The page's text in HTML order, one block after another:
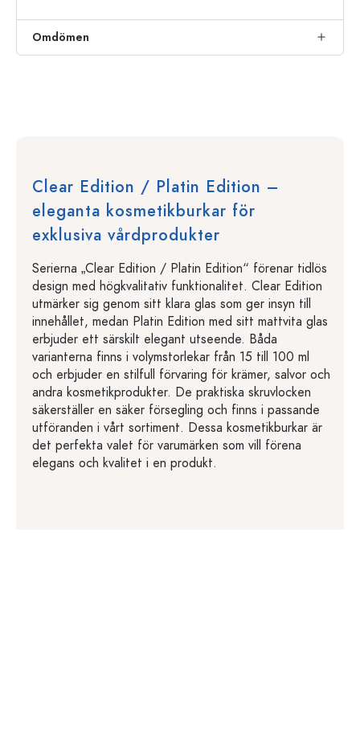
Omdömen
Clear Edition / Platin Edition –
eleganta kosmetikburkar för
exklusiva vårdprodukter
Serierna „Clear Edition / Platin Edition“ förenar tidlös
design med högkvalitativ funktionalitet. Clear Edition
utmärker sig genom sitt klara glas som ger insyn till
innehållet, medan Platin Edition med sitt mattvita glas
erbjuder ett särskilt elegant utseende. Båda
varianterna finns i volymstorlekar från 15 till 100 ml
och erbjuder en stilfull förvaring för krämer, salvor och
andra kosmetikprodukter. De praktiska skruvlocken
säkerställer en säker försegling och finns i passande
utföranden i vårt sortiment. Dessa kosmetikburkar är
det perfekta valet för varumärken som vill förena
elegans och kvalitet i en produkt.